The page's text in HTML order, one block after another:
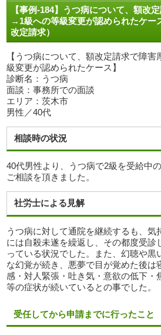
【事例-184】うつ病について、額改
→1級への等級変更が認められたケー
改定請求）
【うつ病について、額改定請求で障
級変更が認められたケース】
診断名：うつ病
面談：事務所での面談
エリア：茨木市
男性／40代
相談時の状況
40代男性より、うつ病で2級を受給中
ご相談を頂きました。
社労士による見解
うつ病に対して通院を継続するも、気
には自殺未遂を繰返し、その都度受診
っている状況でした。また、幻聴や黒
な幻覚が続き、悪夢で目が覚めた後は
感・対人緊張・吐き気・意欲の低下・
等の症状が続いているとの事でした。
受任してから申請までに行ったこと